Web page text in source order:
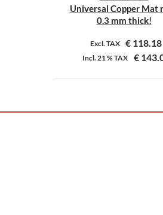
Universal Copper Mat
0.3 mm thick!
Excl. TAX € 118.18
Incl.21 %TAX €